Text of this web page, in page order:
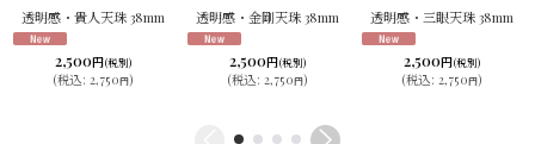
透明感・貴人天珠 38mm
2,500円(税別)
(税込: 2,750円)
透明感・金剛天珠 38mm
2,500円(税別)
(税込: 2,750円)
透明感・三眼天珠 38mm
2,500円(税別)
(税込: 2,750円)